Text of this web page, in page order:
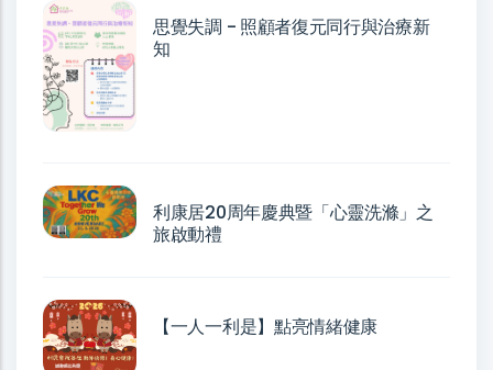
思覺失調 - 照顧者復元同行與治療新
知
利康居20周年慶典暨「心靈洗滌」之
旅啟動禮
【一人一利是】點亮情緒健康